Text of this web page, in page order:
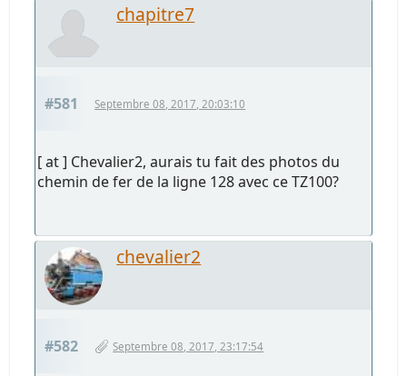
chapitre7
#581 Septembre 08, 2017, 20:03:10
[ at ] Chevalier2, aurais tu fait des photos du
chemin de fer de la ligne 128 avec ce TZ100?
chevalier2
#582 Septembre 08, 2017, 23:17:54